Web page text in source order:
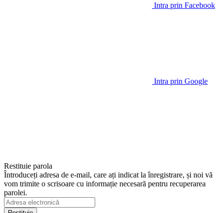
Intra prin Facebook
Intra prin Google
Restituie parola
Întroduceți adresa de e-mail, care ați indicat la înregistrare, și noi vă
vom trimite o scrisoare cu informație necesară pentru recuperarea
parolei.